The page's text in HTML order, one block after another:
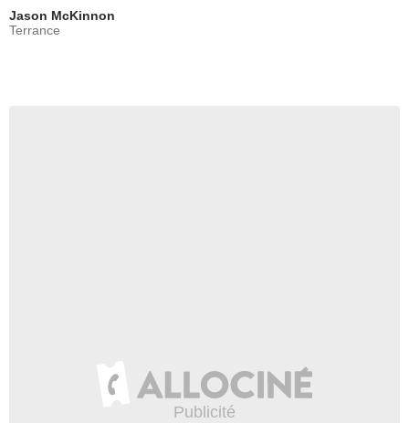
Jason McKinnon
Terrance